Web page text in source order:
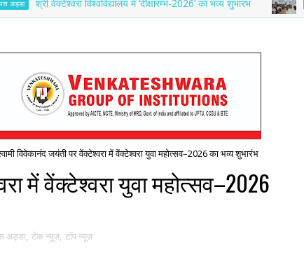
वेंक्टेश्वरा विश्वविद्यालय में ‘दीक्षारम्भ-2026’ का भव्य शुभारंभ उत्तर प्रदेश
विवेकानंद जयंती पर वेंक्टेश्वरा में वेंक्टेश्वरा युवा महोत्सव–2026 का भव्य शुभारंभ
में वेंक्टेश्वरा युवा महोत्सव–2026
अड्डा, टेक न्यूज़, टॉप न्यूज़